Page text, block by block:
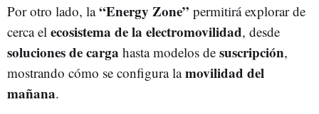
Por otro lado, la“Energy Zone” permitirá explorar de
cerca el ecosistema de la electromovilidad, desde
soluciones de carga hasta modelos de suscripción,
mostrando cómo se configura lamovilidad del
mañana.